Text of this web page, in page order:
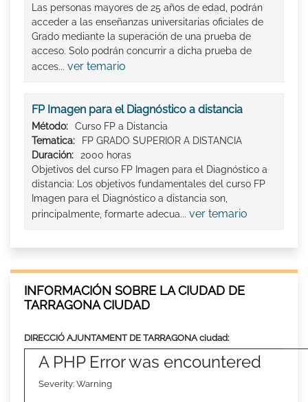
Las personas mayores de 25 años de edad, podrán
acceder a las enseñanzas universitarias oficiales de
Grado mediante la superación de una prueba de
acceso. Solo podrán concurrir a dicha prueba de
acces... ver temario
FP Imagen para el Diagnóstico a distancia
Método:
Curso FP a Distancia
Tematica:
FP GRADO SUPERIOR A DISTANCIA
Duración:
2000 horas
Objetivos del curso FP Imagen para el Diagnóstico a
distancia: Los objetivos fundamentales del curso FP
Imagen para el Diagnóstico a distancia son,
principalmente, formarte adecua... ver temario
INFORMACIÓN SOBRE LA CIUDAD DE
TARRAGONA CIUDAD
DIRECCIÓ AJUNTAMENT DE TARRAGONA ciudad:
A PHP Error was encountered
Severity: Warning